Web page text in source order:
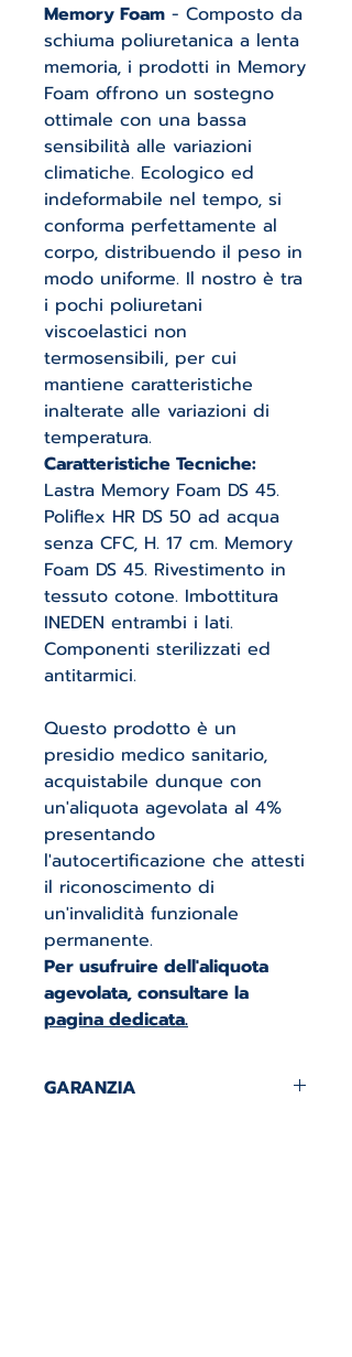
Memory Foam - Composto da
schiuma poliuretanica a lenta
memoria, i prodotti in Memory
Foam offrono un sostegno
ottimale con una bassa
sensibilità alle variazioni
climatiche. Ecologico ed
indeformabile nel tempo, si
conforma perfettamente al
corpo, distribuendo il peso in
modo uniforme. Il nostro è tra
i pochi poliuretani
viscoelastici non
termosensibili, per cui
mantiene caratteristiche
inalterate alle variazioni di
temperatura.
Caratteristiche Tecniche:
Lastra Memory Foam DS 45.
Poliflex HR DS 50 ad acqua
senza CFC, H. 17 cm. Memory
Foam DS 45. Rivestimento in
tessuto cotone. Imbottitura
INEDEN entrambi i lati.
Componenti sterilizzati ed
antitarmici.
Questo prodotto è un
presidio medico sanitario,
acquistabile dunque con
un'aliquota agevolata al 4%
presentando
l'autocertificazione che attesti
il riconoscimento di
un'invalidità funzionale
permanente.
Per usufruire dell'aliquota
agevolata, consultare la
pagina dedicata.
GARANZIA